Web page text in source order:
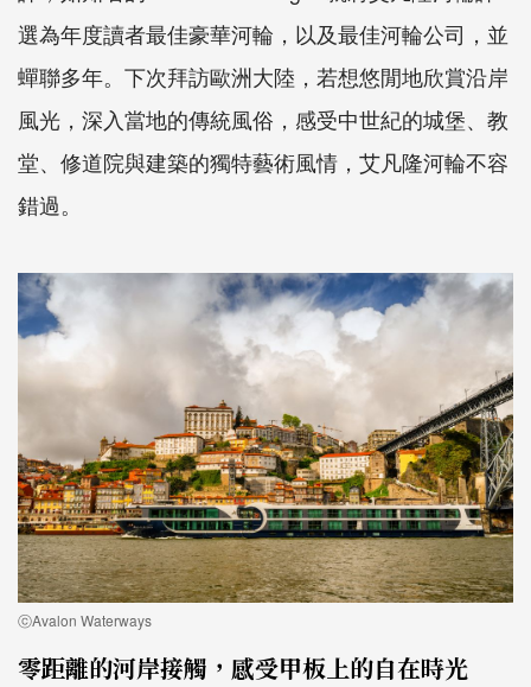
選為年度讀者最佳豪華河輪，以及最佳河輪公司，並
蟬聯多年。下次拜訪歐洲大陸，若想悠閒地欣賞沿岸
風光，深入當地的傳統風俗，感受中世紀的城堡、教
堂、修道院與建築的獨特藝術風情，艾凡隆河輪不容
錯過。
ⓒAvalon Waterways
零距離的河岸接觸，感受甲板上的自在時光